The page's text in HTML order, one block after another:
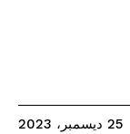
25 ديسمبر، 2023